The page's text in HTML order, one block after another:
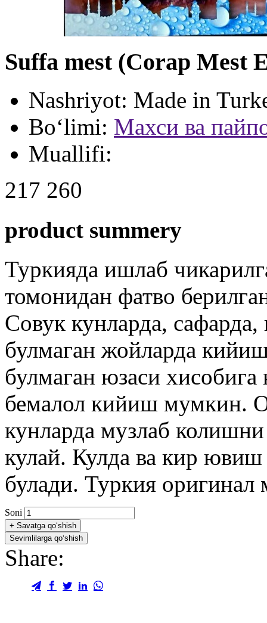
Suffa mest (Corap Mest
Nashriyot: Made in
Bo‘limi: Махси ва
Muallifi:
217 260
product summery
Туркияда ишлаб
томонидан фатво
Совук кунларда,
булмаган жойларда
булмаган юзаси
бемалол кийиш мумкин.
кунларда музлаб
кулай. Кулда ва кир
булади. Туркия оригинал
Soni
+ Savatga qo‘shish
Sevimlilarga qo‘shish
Share: